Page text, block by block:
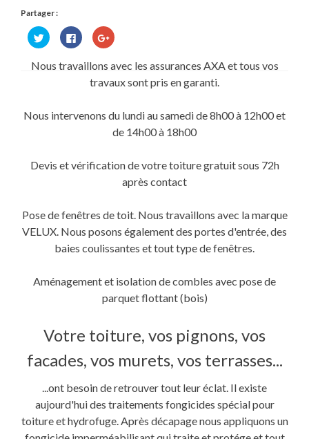
Partager :
Cliquez
pour
partager
Twitter(ouvre
Cliquez
pour
partager
sur
Facebook(ouvre
dans
une
Cliquez
pour
Google+
dans
fenêtre)
Nous travaillons avec les assurances AXA et tous vos
travaux sont pris en garanti.
Nous intervenons du lundi au samedi de 8h00 à 12h00 et
de 14h00 à 18h00
Devis et vérification de votre toiture gratuit sous 72h
après contact
Pose de fenêtres de toit. Nous travaillons avec la marque
VELUX. Nous posons également des portes d'entrée, des
baies coulissantes et tout type de fenêtres.
Aménagement et isolation de combles avec pose de
parquet flottant (bois)
Votre toiture, vos pignons, vos
facades, vos murets, vos terrasses...
...ont besoin de retrouver tout leur éclat. Il existe
aujourd'hui des traitements fongicides spécial pour
toiture et hydrofuge. Après décapage nous appliquons un